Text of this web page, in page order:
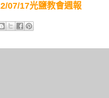
07/17光鹽教會週報